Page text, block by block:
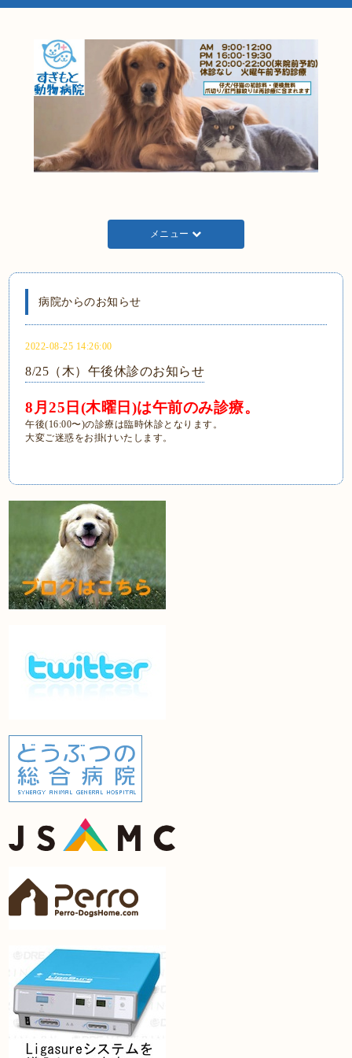
メニュー
病院からのお知らせ
2022-08-25 14:26:00
8/25（木）午後休診のお知らせ
8月25日(木曜日)は午前のみ診療。
午後(16:00〜)の診療は臨時休診となります。
大変ご迷惑をお掛けいたします。